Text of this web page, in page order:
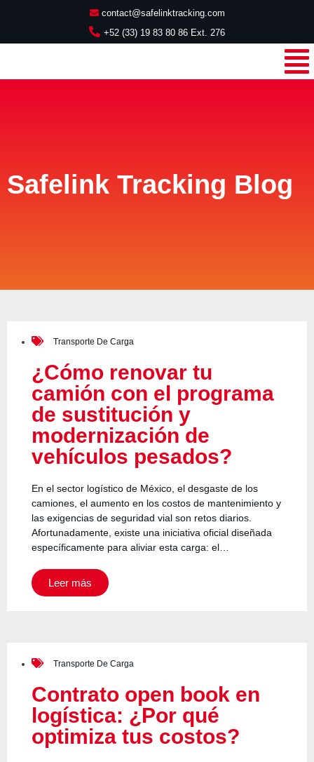
contact@safelinktracking.com
+52 (33) 19 83 80 86 Ext. 276
Safelink Tracking Blog
Transporte De Carga
¿Cómo renovar tu
camión con el programa
de sustitución y
modernización de
vehículos pesados?
En el sector logístico de México, el desgaste de los
camiones, el aumento en los costos de mantenimiento y
las exigencias de seguridad vial son retos diarios.
Afortunadamente, existe una iniciativa oficial diseñada
específicamente para aliviar esta carga: el…
Leer más
Transporte De Carga
Contrato open book en
logística: ¿Por qué
optimiza tus costos?